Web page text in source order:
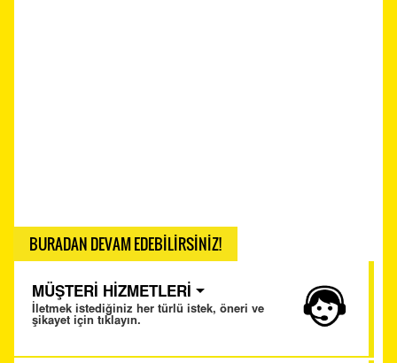
BURADAN DEVAM EDEBİLİRSİNİZ!
MÜŞTERİ HİZMETLERİ
İletmek istediğiniz her türlü istek, öneri ve
şikayet için tıklayın.